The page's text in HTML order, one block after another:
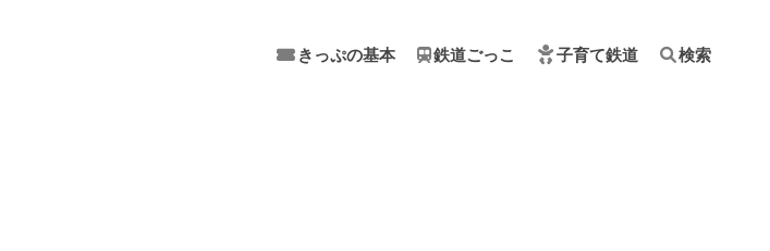
きっぷの基本 鉄道ごっこ 子育て鉄道 検索